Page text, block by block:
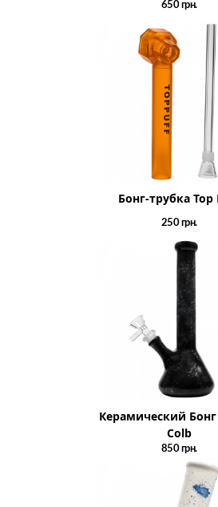
650грн.
Бонг-трубка Top
250грн.
Керамический
Colb
850грн.